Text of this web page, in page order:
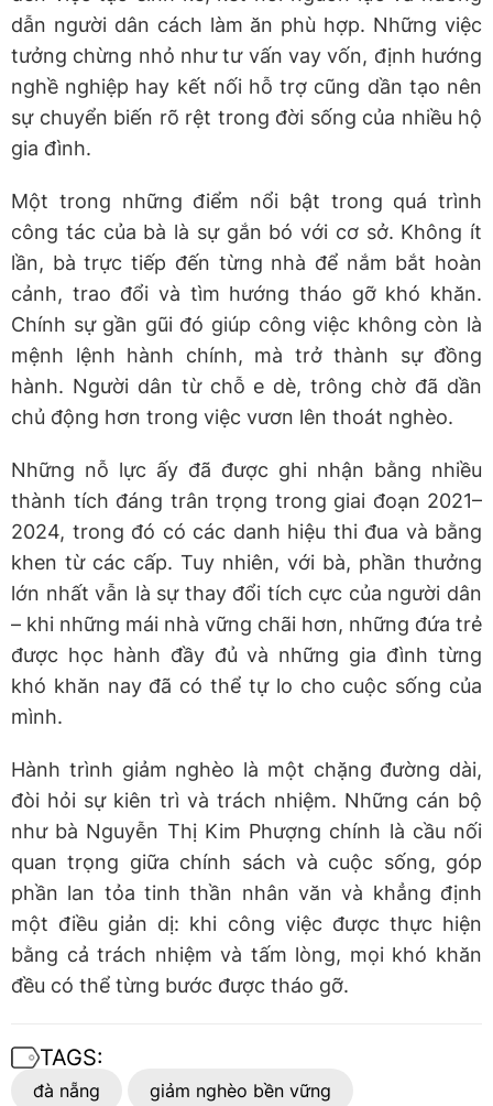
dẫn người dân cách làm ăn phù hợp. Những việc
tưởng chừng nhỏ như tư vấn vay vốn, định hướng
nghề nghiệp hay kết nối hỗ trợ cũng dần tạo nên
sự chuyển biến rõ rệt trong đời sống của nhiều hộ
gia đình.
Một trong những điểm nổi bật trong quá trình
công tác của bà là sự gắn bó với cơ sở. Không ít
lần, bà trực tiếp đến từng nhà để nắm bắt hoàn
cảnh, trao đổi và tìm hướng tháo gỡ khó khăn.
Chính sự gần gũi đó giúp công việc không còn là
mệnh lệnh hành chính, mà trở thành sự đồng
hành. Người dân từ chỗ e dè, trông chờ đã dần
chủ động hơn trong việc vươn lên thoát nghèo.
Những nỗ lực ấy đã được ghi nhận bằng nhiều
thành tích đáng trân trọng trong giai đoạn 2021–
2024, trong đó có các danh hiệu thi đua và bằng
khen từ các cấp. Tuy nhiên, với bà, phần thưởng
lớn nhất vẫn là sự thay đổi tích cực của người dân
– khi những mái nhà vững chãi hơn, những đứa trẻ
được học hành đầy đủ và những gia đình từng
khó khăn nay đã có thể tự lo cho cuộc sống của
mình.
Hành trình giảm nghèo là một chặng đường dài,
đòi hỏi sự kiên trì và trách nhiệm. Những cán bộ
như bà Nguyễn Thị Kim Phượng chính là cầu nối
quan trọng giữa chính sách và cuộc sống, góp
phần lan tỏa tinh thần nhân văn và khẳng định
một điều giản dị: khi công việc được thực hiện
bằng cả trách nhiệm và tấm lòng, mọi khó khăn
đều có thể từng bước được tháo gỡ.
TAGS:
đà nẵng giảm nghèo bền vững